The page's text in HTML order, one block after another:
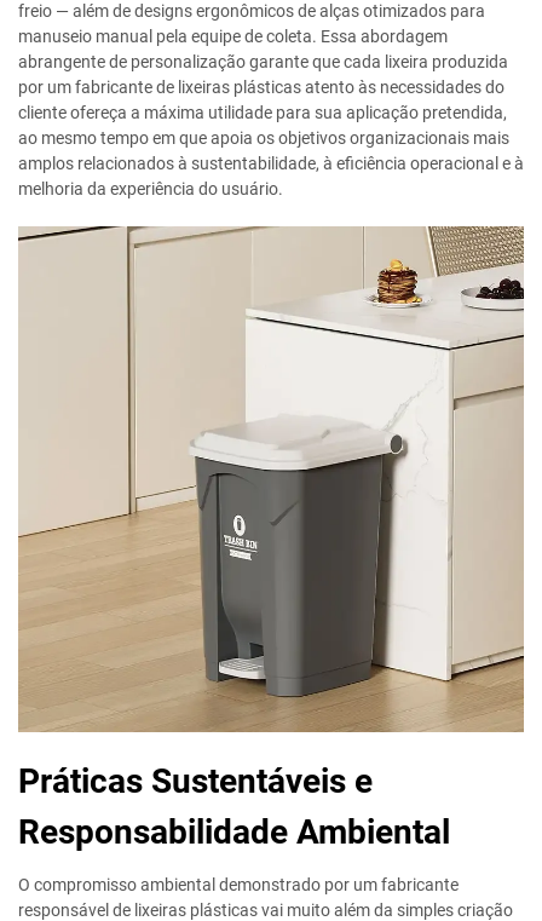
freio — além de designs ergonômicos de alças otimizados para
manuseio manual pela equipe de coleta. Essa abordagem
abrangente de personalização garante que cada lixeira produzida
por um fabricante de lixeiras plásticas atento às necessidades do
cliente ofereça a máxima utilidade para sua aplicação pretendida,
ao mesmo tempo em que apoia os objetivos organizacionais mais
amplos relacionados à sustentabilidade, à eficiência operacional e à
melhoria da experiência do usuário.
Práticas Sustentáveis e
Responsabilidade Ambiental
O compromisso ambiental demonstrado por um fabricante
responsável de lixeiras plásticas vai muito além da simples criação